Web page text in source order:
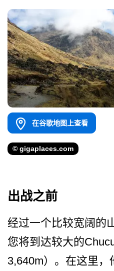
在谷歌地图上查看
© gigaplaces.com
出战之前
经过一个比较宽阔的
您将到达较大的
3,640m­）。在这里